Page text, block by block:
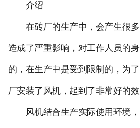
介绍
在砖厂的生产中，会产生很多
造成了严重影响，对工作人员的
的，在生产中是受到限制的，为
厂安装了风机，起到了非常好的效
风机结合生产实际使用环境，